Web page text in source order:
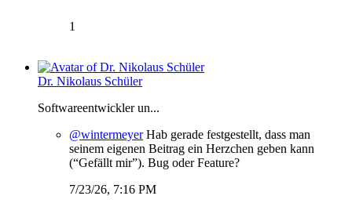
1
Dr. Nikolaus Schüler
Softwareentwickler un...
@wintermeyerHab gerade festgestellt, dass man
seinem eigenen Beitrag ein Herzchen geben kann
(“Gefällt mir”). Bug oder Feature?
7/23/26, 7:16 PM